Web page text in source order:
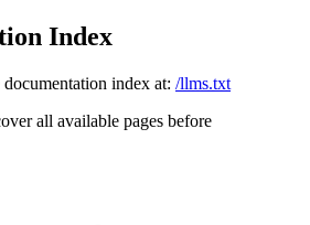
Index
index at: /llms.txt
all available pages before